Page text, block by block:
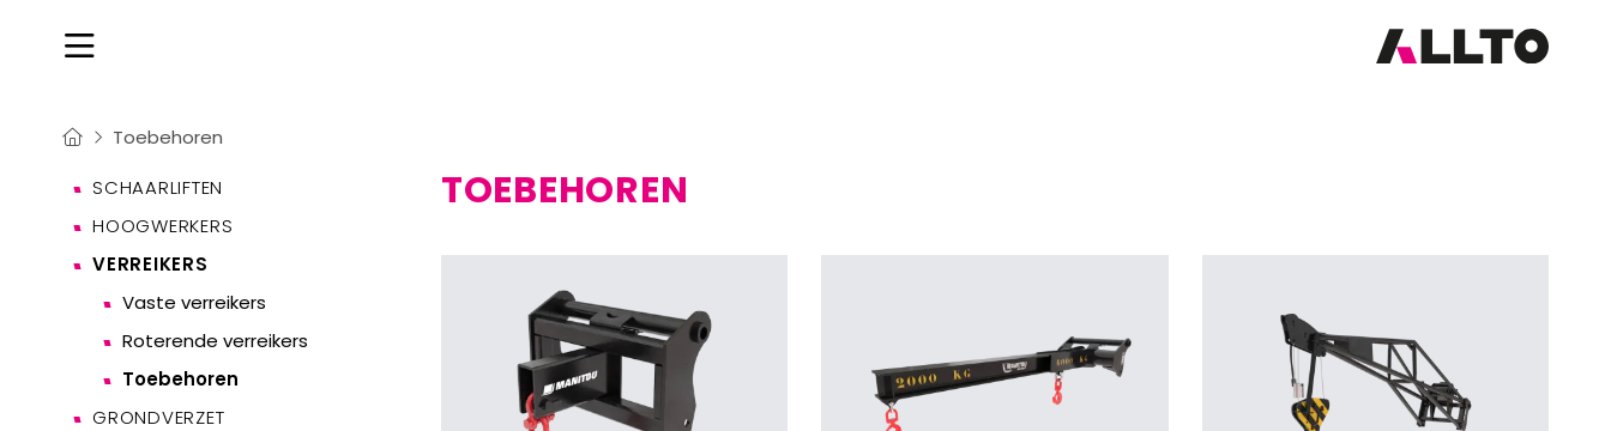
Toebehoren
SCHAARLIFTEN
HOOGWERKERS
VERREIKERS
Vaste verreikers
Roterende verreikers
Toebehoren
GRONDVERZET
TOEBEHOREN